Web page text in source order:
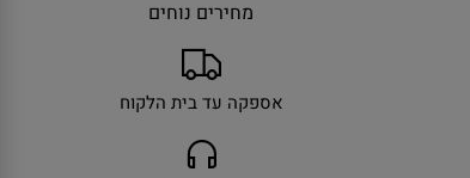
מחירים נוחים
אספקה עד בית הלקוח